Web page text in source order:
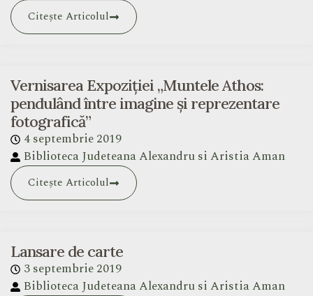
Citește Articolul
Vernisarea Expoziției „Muntele Athos:
pendulând între imagine și reprezentare
fotografică”
4 septembrie 2019
Biblioteca Judeteana Alexandru si Aristia Aman
Citește Articolul
Lansare de carte
3 septembrie 2019
Biblioteca Judeteana Alexandru si Aristia Aman